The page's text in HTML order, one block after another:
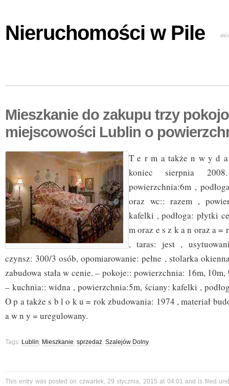
Nieruchomości w Pile
Mieszkanie do zakupu trzy
miejscowości Lublin o
T e r m a także n w y d
koniec sierpnia
powierzchnia:6m ,
oraz wc:: razem ,
kafelki , podłoga: płytki
m oraz e s z k a n oraz a =
, taras: jest ,
czynsz: 300/3 osób, opomiarowanie: pełne , stolarka
zabudowa stała w cenie. – pokoje:: powierzchnia: 16m,
– kuchnia:: widna , powierzchnia:5m, ściany: kafelki ,
O p a także s b l o k u = rok zbudowania: 1974 , materiał
a w n y = uregulowany.
Tags: Lublin, Mieszkanie, sprzedaż, Szalejów Dolny
This entry was posted on czwartek, 29 stycznia, 2015 at 04:01 and is filed